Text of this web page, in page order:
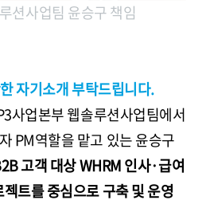
션사업팀 윤승구 책임
자기소개 부탁드립니다.
사업본부 웹솔루션사업팀에서
PM역할을 맡고 있는 윤승구
고객 대상 WHRM 인사·급여
트를 중심으로 구축 및 운영